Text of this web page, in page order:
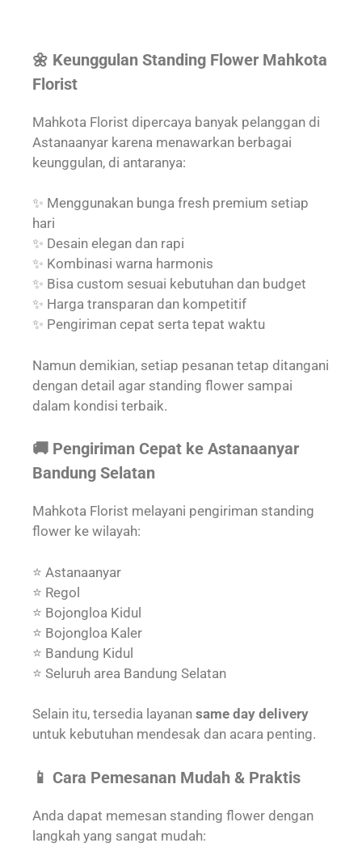
🌼 Keunggulan Standing Flower Mahkota
Florist
Mahkota Florist dipercaya banyak pelanggan di
Astanaanyar karena menawarkan berbagai
keunggulan, di antaranya:
✨ Menggunakan bunga fresh premium setiap
hari
✨ Desain elegan dan rapi
✨ Kombinasi warna harmonis
✨ Bisa custom sesuai kebutuhan dan budget
✨ Harga transparan dan kompetitif
✨ Pengiriman cepat serta tepat waktu
Namun demikian, setiap pesanan tetap ditangani
dengan detail agar standing flower sampai
dalam kondisi terbaik.
🚚 Pengiriman Cepat ke Astanaanyar
Bandung Selatan
Mahkota Florist melayani pengiriman standing
flower ke wilayah:
⭐ Astanaanyar
⭐ Regol
⭐ Bojongloa Kidul
⭐ Bojongloa Kaler
⭐ Bandung Kidul
⭐ Seluruh area Bandung Selatan
Selain itu, tersedia layanan same day delivery
untuk kebutuhan mendesak dan acara penting.
📱 Cara Pemesanan Mudah & Praktis
Anda dapat memesan standing flower dengan
langkah yang sangat mudah: